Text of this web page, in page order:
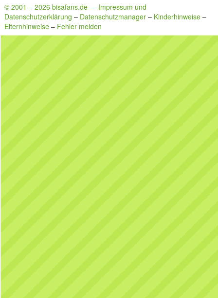
© 2001 – 2026 bisafans.de — Impressum und
Datenschutzerklärung – Datenschutzmanager – Kinderhinweise –
Elternhinweise – Fehler melden